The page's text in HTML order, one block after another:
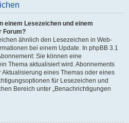
einem Lesezeichen und einem
Forum?
ähnlich den Lesezeichen in Web-
bei einem Update. In phpBB 3.1
Sie können eine
Thema aktualisiert wird. Abonnements
eines Themas oder eines
für Lesezeichen und
Bereich unter „Benachrichtigungen